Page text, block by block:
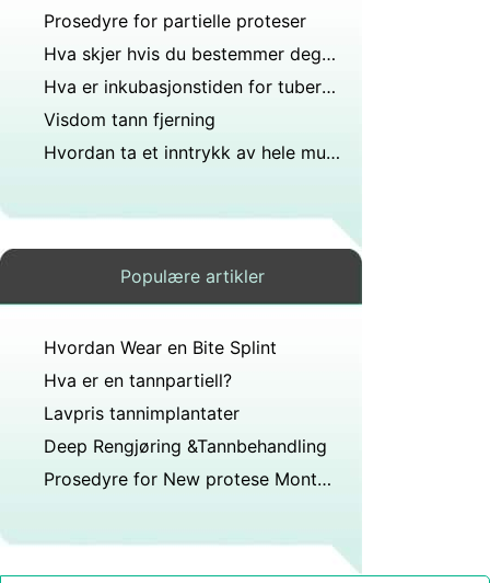
Prosedyre for partielle proteser
Hva skjer hvis du bestemmer deg for ikke å få trukket tennene som tannlegen foreslo?
Hva er inkubasjonstiden for tuberkulose?
Visdom tann fjerning
Hvordan ta et inntrykk av hele munnen for Proteser
Populære artikler
Hvordan Wear en Bite Splint
Hva er en tannpartiell?
Lavpris tannimplantater
Deep Rengjøring &Tannbehandling
Prosedyre for New protese Montering